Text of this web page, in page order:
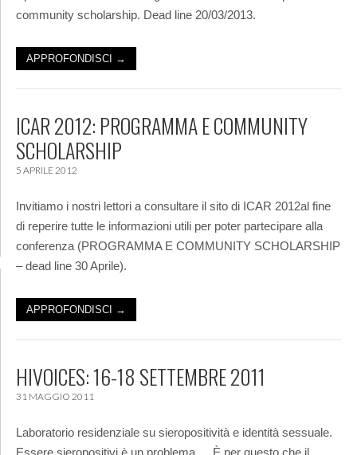
community scholarship. Dead line 20/03/2013.
APPROFONDISCI →
ICAR 2012: PROGRAMMA E COMMUNITY
SCHOLARSHIP
5 APRILE 2012
Invitiamo i nostri lettori a consultare il sito di ICAR 2012al fine
di reperire tutte le informazioni utili per poter partecipare alla
conferenza (PROGRAMMA E COMMUNITY SCHOLARSHIP
– dead line 30 Aprile).
APPROFONDISCI →
HIVOICES: 16-18 SETTEMBRE 2011
31 MAGGIO 2011
Laboratorio residenziale su sieropositività e identità sessuale.
Essere sieropositivi è un problema. È per questo che il